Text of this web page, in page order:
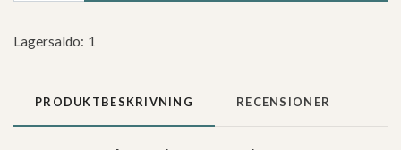
Lagersaldo: 1
PRODUKTBESKRIVNING RECENSIONER